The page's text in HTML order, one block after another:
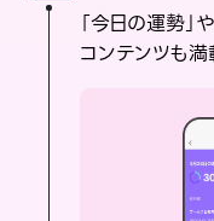
「今日の運勢」
コンテンツも満